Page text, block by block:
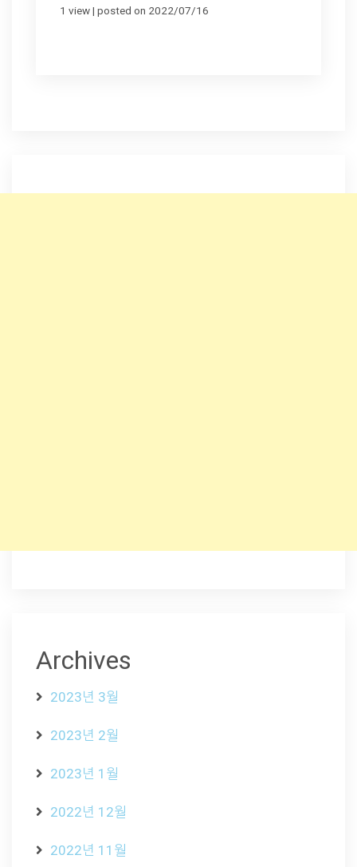
1 view| posted on 2022/07/16
Archives
2023년 3월
2023년 2월
2023년 1월
2022년 12월
2022년 11월